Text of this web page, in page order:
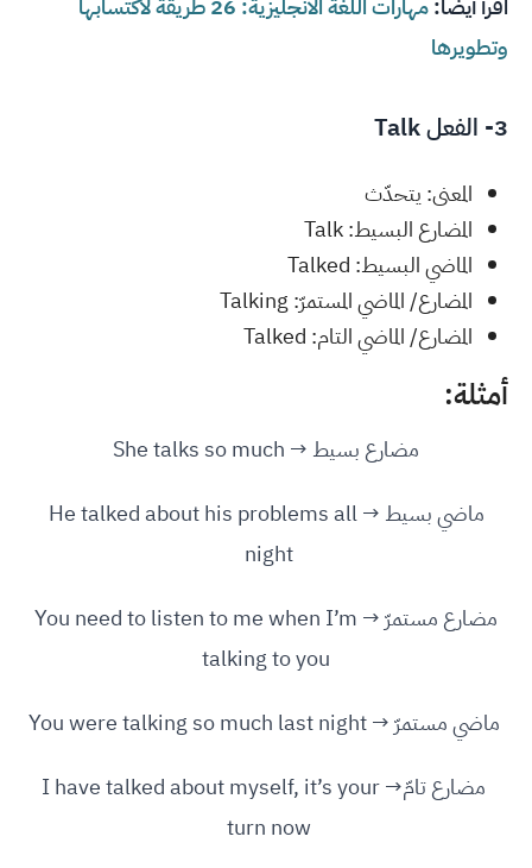
وتطويرها
3- الفعل Talk
المعنى: يتحدّث
المضارع البسيط: Talk
الماضي البسيط: Talked
المضارع/ الماضي المستمرّ: Talking
المضارع/ الماضي التام: Talked
أمثلة:
مضارع بسيط → She talks so much
ماضي بسيط → He talked about his problems all
night
مضارع مستمرّ → You need to listen to me when I’m
talking to you
ماضي مستمرّ → You were talking so much last night
مضارع تامّ→ I have talked about myself, it’s your
turn now